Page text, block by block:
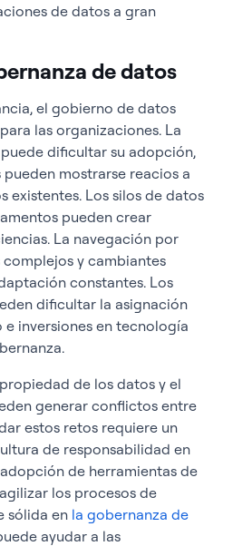
de datos a gran
de datos
el gobierno de datos
las organizaciones. La
dificultar su adopción,
mostrarse reacios a
existentes. Los silos de datos
pueden crear
La navegación por
y cambiantes
constantes. Los
dificultar la asignación
inversiones en tecnología
de los datos y el
generar conflictos entre
estos retos requiere un
de responsabilidad en
de herramientas de
los procesos de
sólida en la gobernanza de
ayudar a las